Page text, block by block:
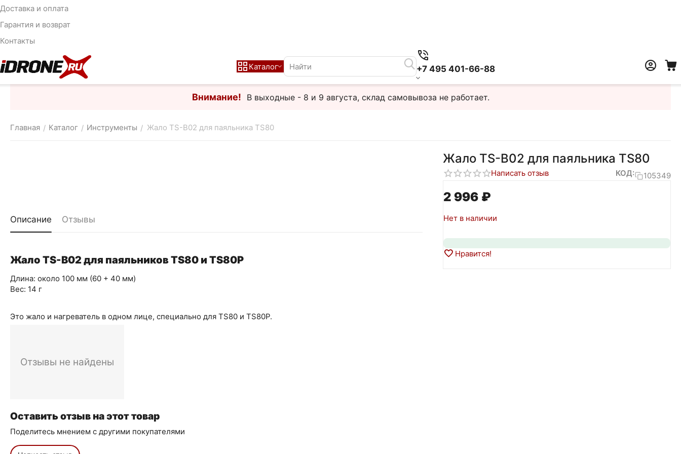
Доставка и оплата
Гарантия и возврат
Контакты
Каталог +7 495 401-66-88
Внимание! В выходные - 8 и 9 августа, склад самовывоза не работает.
Главная / Каталог / Инструменты / Жало TS-B02 для паяльника TS80
Жало TS-B02 для паяльника TS80
Написать отзыв КОД: 105349
2 996 ₽
Нет в наличии
Нравится!
Описание Отзывы
Жало TS-B02 для паяльников TS80 и TS80P
Длина: около 100 мм (60 + 40 мм)
Вес: 14 г
Это жало и нагреватель в одном лице, специально для TS80 и TS80P.
Отзывы не найдены
Оставить отзыв на этот товар
Поделитесь мнением с другими покупателями